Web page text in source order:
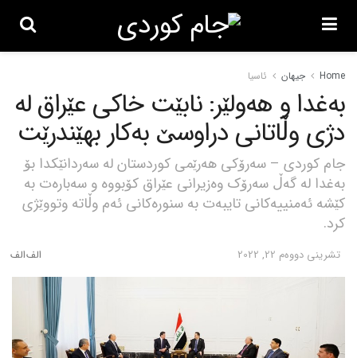
Home جیهان ئاسیا
بەغدا و هەولێر: نابێت خاکی عێراق لە
دژی وڵاتانی دراوسێ بەکار بهێندرێت
جام کوردی – سەرۆکی هەرێمی کوردستان لە سەردانێکدا بۆ
بەغدا لە گەڵ سەرۆک وەزیرانی عێراق کۆبووە و سەبارەت بە
کێشە ئەمنییەکانی تایبەت بە سنورەکانی ئەم وڵاتە وتووێژی
کرد.
تشرینی دووه‌م 22, 2022